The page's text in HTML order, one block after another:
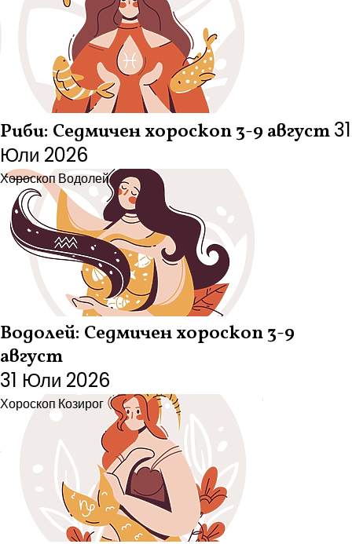
Риби: Седмичен хороскоп 3-9 август31
Юли 2026
ХороскопВодолей
Водолей: Седмичен хороскоп 3-9
август
31 Юли 2026
Хороскоп Козирог